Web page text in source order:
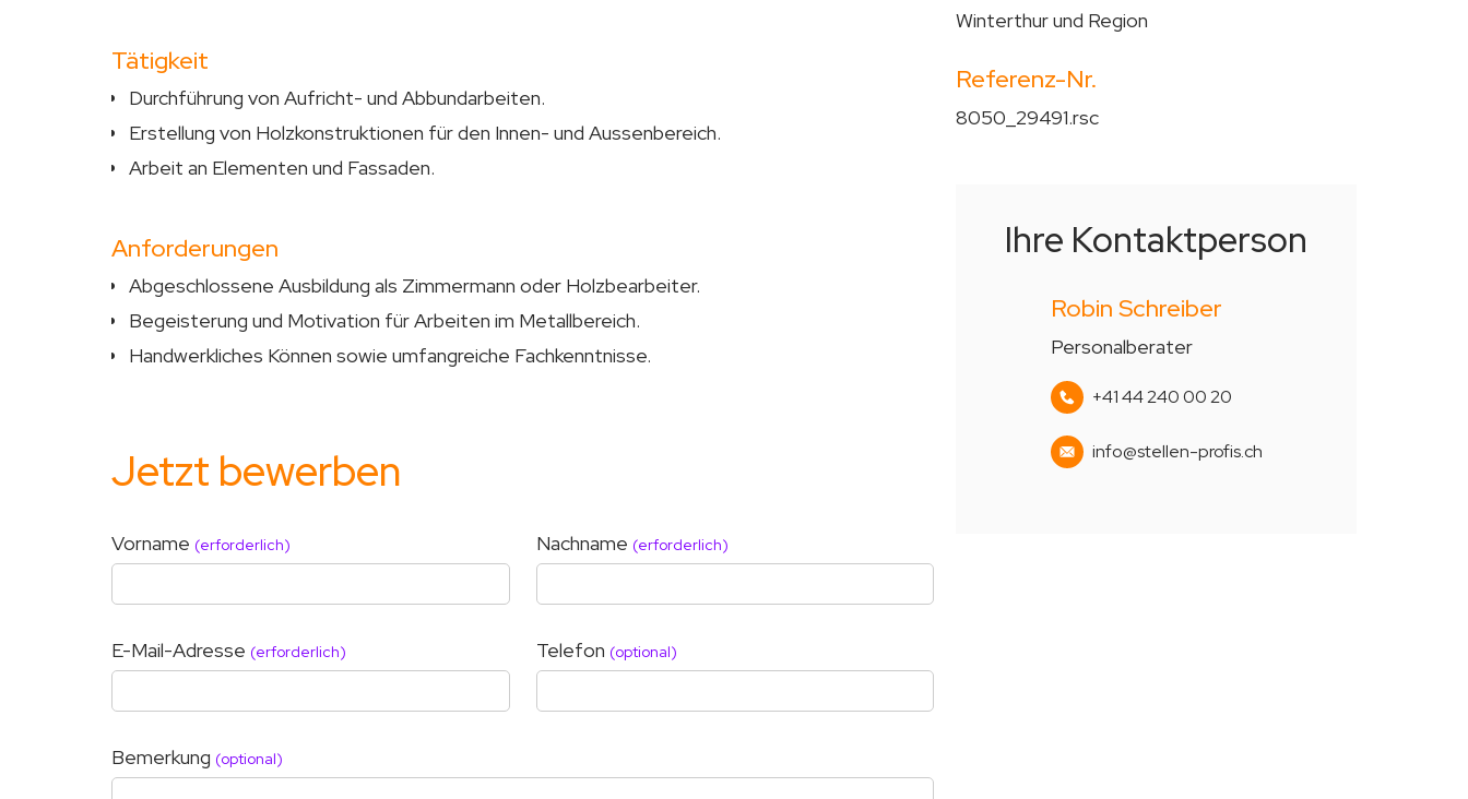
Tätigkeit
Durchführung von Aufricht- und Abbundarbeiten.
Erstellung von Holzkonstruktionen für den Innen- und Aussenbereich.
Arbeit an Elementen und Fassaden.
Anforderungen
Abgeschlossene Ausbildung als Zimmermann oder Holzbearbeiter.
Begeisterung und Motivation für Arbeiten im Metallbereich.
Handwerkliches Können sowie umfangreiche Fachkenntnisse.
Jetzt bewerben
Vorname (erforderlich) Nachname (erforderlich)
E-Mail-Adresse (erforderlich) Telefon (optional)
Bemerkung (optional)
Winterthur und Region
Referenz-Nr.
8050_29491.rsc
Ihre Kontaktperson
Robin Schreiber
Personalberater
+41 44 240 00 20
info@stellen-profis.ch